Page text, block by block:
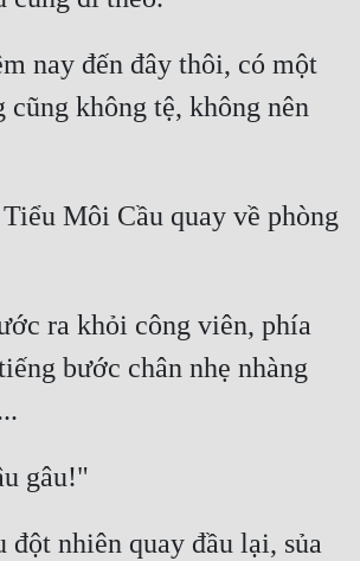
nay đến đây thôi, có một
cũng không tệ, không nên
Môi Cầu quay về phòng
ra khỏi công viên, phía
bước chân nhẹ nhàng
đột nhiên quay đầu lại, sủa